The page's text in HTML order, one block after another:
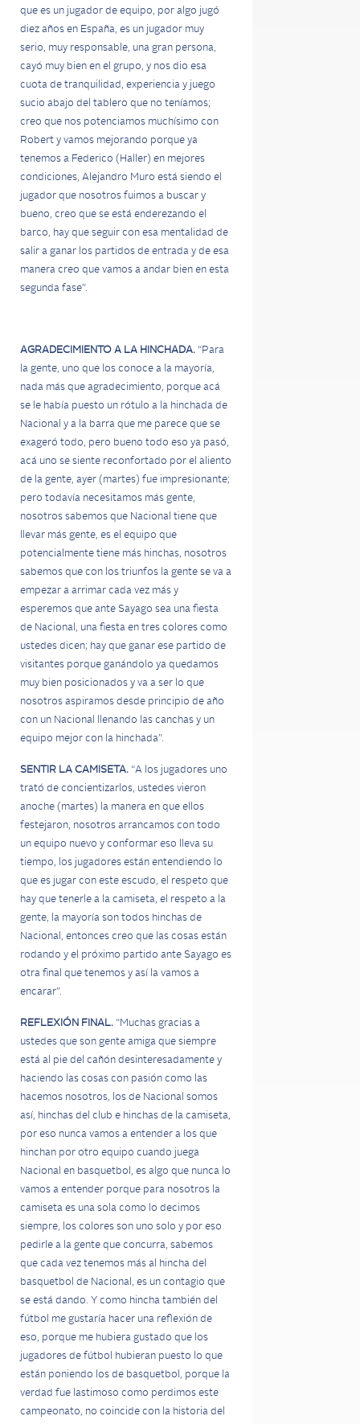
que es un jugador de equipo, por algo jugó
diez años en España, es un jugador muy
serio, muy responsable, una gran persona,
cayó muy bien en el grupo, y nos dio esa
cuota de tranquilidad, experiencia y juego
sucio abajo del tablero que no teníamos;
creo que nos potenciamos muchísimo con
Robert y vamos mejorando porque ya
tenemos a Federico (Haller) en mejores
condiciones, Alejandro Muro está siendo el
jugador que nosotros fuimos a buscar y
bueno, creo que se está enderezando el
barco, hay que seguir con esa mentalidad de
salir a ganar los partidos de entrada y de esa
manera creo que vamos a andar bien en esta
segunda fase”.
AGRADECIMIENTO A LA HINCHADA. “Para
la gente, uno que los conoce a la mayoría,
nada más que agradecimiento, porque acá
se le había puesto un rótulo a la hinchada de
Nacional y a la barra que me parece que se
exageró todo, pero bueno todo eso ya pasó,
acá uno se siente reconfortado por el aliento
de la gente, ayer (martes) fue impresionante;
pero todavía necesitamos más gente,
nosotros sabemos que Nacional tiene que
llevar más gente, es el equipo que
potencialmente tiene más hinchas, nosotros
sabemos que con los triunfos la gente se va a
empezar a arrimar cada vez más y
esperemos que ante Sayago sea una fiesta
de Nacional, una fiesta en tres colores como
ustedes dicen; hay que ganar ese partido de
visitantes porque ganándolo ya quedamos
muy bien posicionados y va a ser lo que
nosotros aspiramos desde principio de año
con un Nacional llenando las canchas y un
equipo mejor con la hinchada”.
SENTIR LA CAMISETA. “A los jugadores uno
trató de concientizarlos, ustedes vieron
anoche (martes) la manera en que ellos
festejaron, nosotros arrancamos con todo
un equipo nuevo y conformar eso lleva su
tiempo, los jugadores están entendiendo lo
que es jugar con este escudo, el respeto que
hay que tenerle a la camiseta, el respeto a la
gente, la mayoría son todos hinchas de
Nacional, entonces creo que las cosas están
rodando y el próximo partido ante Sayago es
otra final que tenemos y así la vamos a
encarar”.
REFLEXIÓN FINAL. “Muchas gracias a
ustedes que son gente amiga que siempre
está al pie del cañón desinteresadamente y
haciendo las cosas con pasión como las
hacemos nosotros, los de Nacional somos
así, hinchas del club e hinchas de la camiseta,
por eso nunca vamos a entender a los que
hinchan por otro equipo cuando juega
Nacional en basquetbol, es algo que nunca lo
vamos a entender porque para nosotros la
camiseta es una sola como lo decimos
siempre, los colores son uno solo y por eso
pedirle a la gente que concurra, sabemos
que cada vez tenemos más al hincha del
basquetbol de Nacional, es un contagio que
se está dando. Y como hincha también del
fútbol me gustaría hacer una reflexión de
eso, porque me hubiera gustado que los
jugadores de fútbol hubieran puesto lo que
están poniendo los de basquetbol, porque la
verdad fue lastimoso como perdimos este
campeonato, no coincide con la historia del